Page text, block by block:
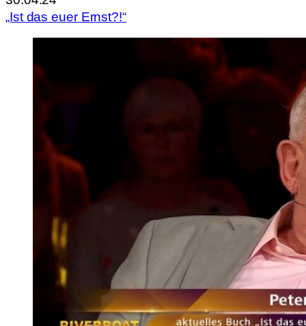
„Ist das euer Ernst?!“